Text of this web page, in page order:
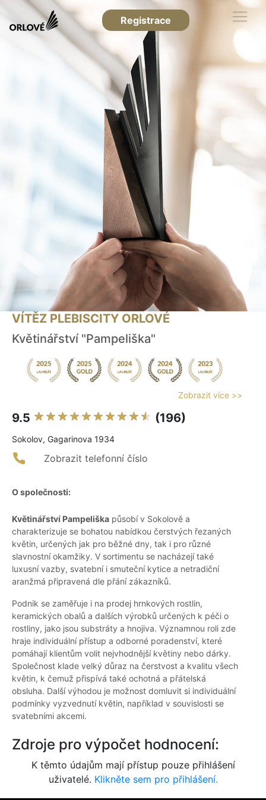
Registrace
VÍTĚZ PLEBISCITY ORLOVÉ
Květinářství "Pampeliška"
Zobrazit více >>
9.5 (196)
Sokolov, Gagarinova 1934
Zobrazit telefonní číslo
O společnosti:
Květinářství Pampeliška působí v Sokolově a
charakterizuje se bohatou nabídkou čerstvých řezaných
květin, určených jak pro běžné dny, tak i pro různé
slavnostní okamžiky. V sortimentu se nacházejí také
luxusní vazby, svatební i smuteční kytice a netradiční
aranžmá připravená dle přání zákazníků.
Podnik se zaměřuje i na prodej hrnkových rostlin,
keramických obalů a dalších výrobků určených k péči o
rostliny, jako jsou substráty a hnojiva. Významnou roli zde
hraje individuální přístup a odborné poradenství, které
pomáhají klientům volit nejvhodnější květiny nebo dárky.
Společnost klade velký důraz na čerstvost a kvalitu všech
květin, k čemuž přispívá také ochotná a přátelská
obsluha. Další výhodou je možnost domluvit si individuální
podmínky vyzvednutí květin, například v souvislosti se
svatebními akcemi.
Zdroje pro výpočet hodnocení:
K těmto údajům mají přístup pouze přihlášení
uživatelé. Klikněte sem pro přihlášení.